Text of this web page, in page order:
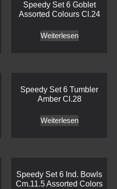
Speedy Set 6 Goblet
Assorted Colours Cl.24
Weiterlesen
Speedy Set 6 Tumbler
Amber Cl.28
Weiterlesen
Speedy Set 6 Ind. Bowls
Cm.11.5 Assorted Colors